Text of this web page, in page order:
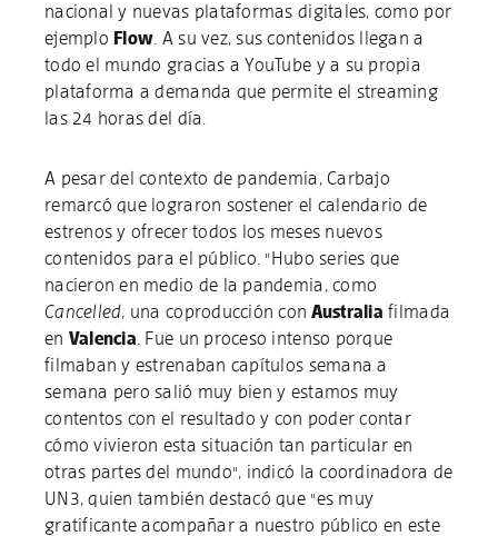
nacional y nuevas plataformas digitales, como por
ejemplo Flow . A su vez, sus contenidos llegan a
todo el mundo gracias a YouTube y a su propia
plataforma a demanda que permite el streaming
las 24 horas del día.
A pesar del contexto de pandemia, Carbajo
remarcó que lograron sostener el calendario de
estrenos y ofrecer todos los meses nuevos
contenidos para el público. "Hubo series que
nacieron en medio de la pandemia, como
Cancelled, una coproducción con Australia filmada
en Valencia . Fue un proceso intenso porque
filmaban y estrenaban capítulos semana a
semana pero salió muy bien y estamos muy
contentos con el resultado y con poder contar
cómo vivieron esta situación tan particular en
otras partes del mundo", indicó la coordinadora de
UN3, quien también destacó que "es muy
gratificante acompañar a nuestro público en este